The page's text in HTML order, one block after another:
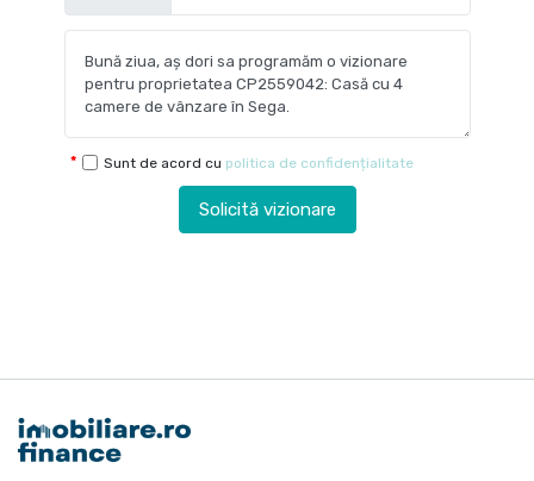
Sunt de acord cu politica de confidențialitate
Solicită vizionare